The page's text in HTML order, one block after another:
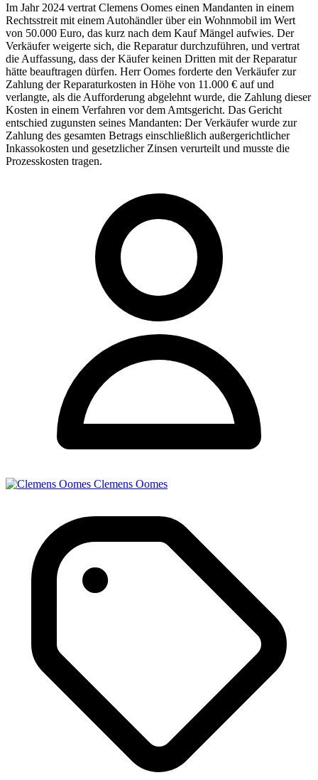
Im Jahr 2024 vertrat Clemens Oomes einen Mandanten in einem
Rechtsstreit mit einem Autohändler über ein Wohnmobil im Wert
von 50.000 Euro, das kurz nach dem Kauf Mängel aufwies. Der
Verkäufer weigerte sich, die Reparatur durchzuführen, und vertrat
die Auffassung, dass der Käufer keinen Dritten mit der Reparatur
hätte beauftragen dürfen. Herr Oomes forderte den Verkäufer zur
Zahlung der Reparaturkosten in Höhe von 11.000 € auf und
verlangte, als die Aufforderung abgelehnt wurde, die Zahlung dieser
Kosten in einem Verfahren vor dem Amtsgericht. Das Gericht
entschied zugunsten seines Mandanten: Der Verkäufer wurde zur
Zahlung des gesamten Betrags einschließlich außergerichtlicher
Inkassokosten und gesetzlicher Zinsen verurteilt und musste die
Prozesskosten tragen.
Clemens Oomes